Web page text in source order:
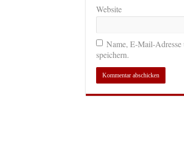
Website
Name, E-Mail-Adresse
speichern.